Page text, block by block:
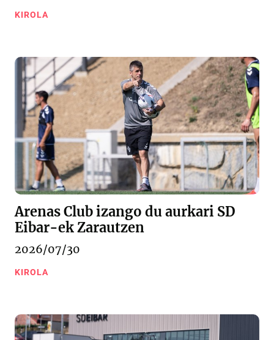
KIROLA
Arenas Club izango du aurkari SD
Eibar-ek Zarautzen
2026/07/30
KIROLA